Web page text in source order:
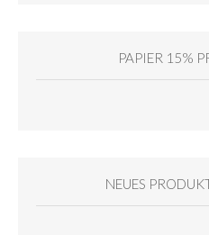
PAPIER 15%
NEUES